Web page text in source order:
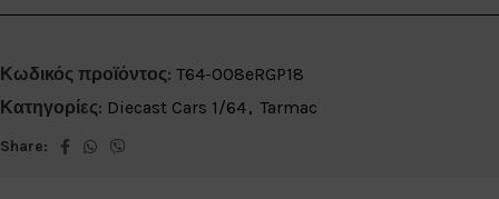
Κωδικός προϊόντος: T64-008eRGP18
Κατηγορίες: Diecast Cars 1/64, Tarmac
Share: